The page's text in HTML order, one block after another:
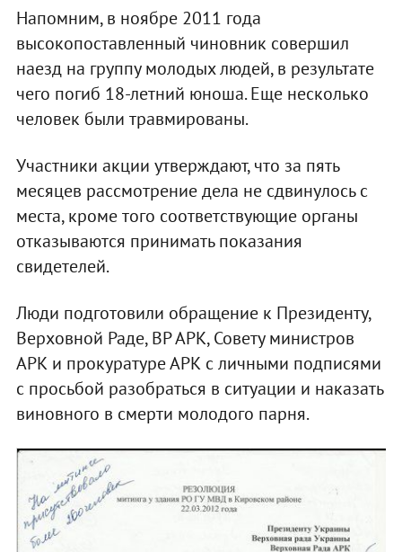
Напомним, в ноябре 2011 года
высокопоставленный чиновник совершил
наезд на группу молодых людей, в результате
чего погиб 18-летний юноша. Еще несколько
человек были травмированы.
Участники акции утверждают, что за пять
месяцев рассмотрение дела не сдвинулось с
места, кроме того соответствующие органы
отказываются принимать показания
свидетелей.
Люди подготовили обращение к Президенту,
Верховной Раде, ВР АРК, Совету министров
АРК и прокуратуре АРК с личными подписями
с просьбой разобраться в ситуации и наказать
виновного в смерти молодого парня.